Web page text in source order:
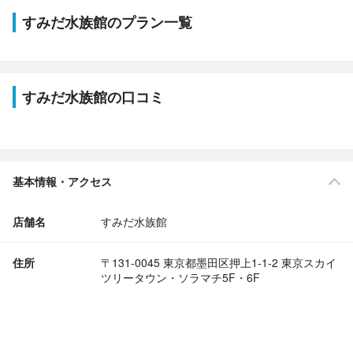
すみだ水族館のプラン一覧
すみだ水族館の口コミ
基本情報・アクセス
店舗名 すみだ水族館
住所
〒131-0045 東京都墨田区押上1-1-2 東京スカイ
ツリータウン・ソラマチ5F・6F